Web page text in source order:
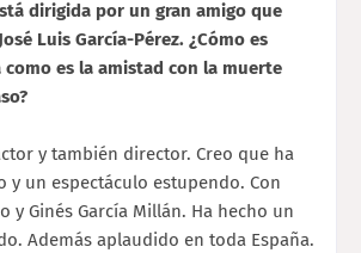
dirigida por un gran amigo que
Luis García-Pérez. ¿Cómo es
es la amistad con la muerte
y también director. Creo que ha
y un espectáculo estupendo. Con
y Ginés García Millán. Ha hecho un
Además aplaudido en toda España.